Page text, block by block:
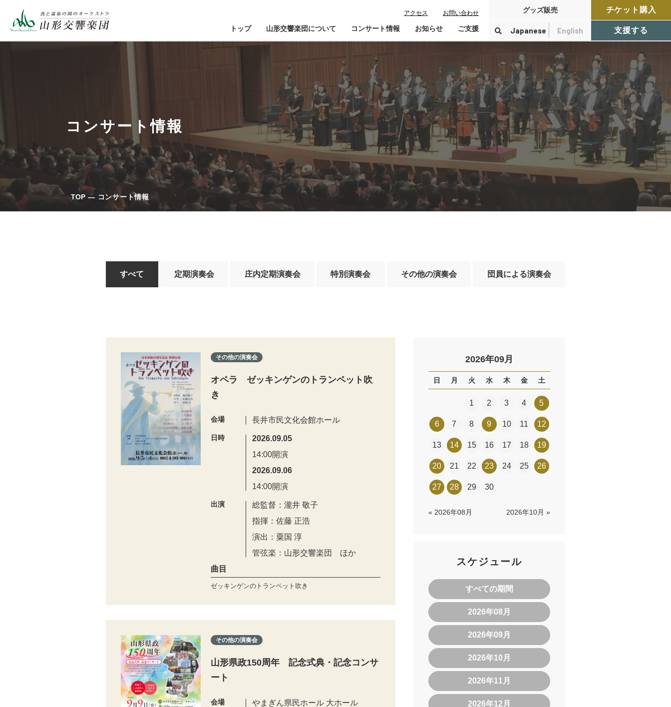
アクセス お問い合わせ
トップ 山形交響楽団について
山響が目指すもの
指揮者・楽団員紹介
山響アマデウスコア
山響の教育・地域交流
動画で見る山響
団体情報
コンサート情報
チケット購入ガイド
鑑賞会員入会
定期演奏会アーカイブ
お知らせ ご支援
寄付控除について
グッズ販売
Japanese English
チケット購入
支援する
コンサート情報
TOP コンサート情報
すべて 定期演奏会 庄内定期演奏会 特別演奏会 その他の演奏会 団員による演奏会
その他の演奏会
オペラ ゼッキンゲンのトランペット吹
き
会場 長井市民文化会館ホール
日時
2026.09.05
14:00開演
2026.09.06
14:00開演
出演
総監督：瀧井 敬子
指揮：佐藤 正浩
演出：粟国 淳
管弦楽：山形交響楽団 ほか
曲目
ゼッキンゲンのトランペット吹き
その他の演奏会
山形県政150周年 記念式典・記念コンサ
ート
会場 やまぎん県民ホール 大ホール
2026年09月
日 月 火 水 木 金 土
1 2 3 4 5
6 7 8 9 10 11 12
13 14 15 16 17 18 19
20 21 22 23 24 25 26
27 28 29 30
« 2026年08月 2026年10月 »
スケジュール
すべての期間
2026年08月
2026年09月
2026年10月
2026年11月
2026年12月